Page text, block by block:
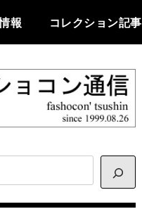
報 コレクション記事
ョコン通
観点からファッション
分析するファッション